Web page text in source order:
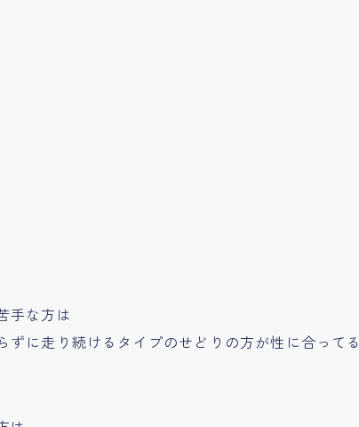
手な方は
に走り続けるタイプのせどりの方が性に合ってる